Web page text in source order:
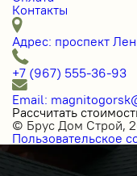
Контакты
Адрес: проспект
+7 (967) 555-36-93
Email:
Рассчитать
© Брус Дом Строй,
Пользовательское